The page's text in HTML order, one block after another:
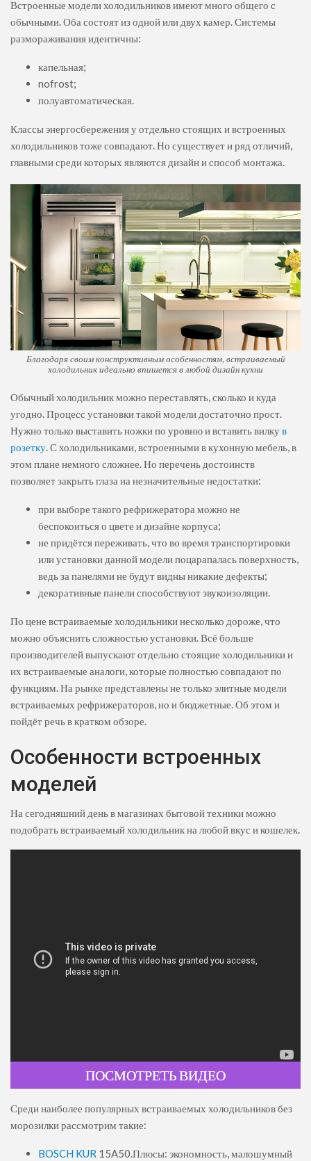
Встроенные модели холодильников имеют много общего с
обычными. Оба состоят из одной или двух камер. Системы
размораживания идентичны:
капельная;
nofrost;
полуавтоматическая.
Классы энергосбережения у отдельно стоящих и встроенных
холодильников тоже совпадают. Но существует и ряд отличий,
главными среди которых являются дизайн и способ монтажа.
Благодаря своим конструктивным особенностям, встраиваемый
холодильник идеально впишется в любой дизайн кухни
Обычный холодильник можно переставлять, сколько и куда
угодно. Процесс установки такой модели достаточно прост.
Нужно только выставить ножки по уровню и вставить вилкув
розетку. С холодильниками, встроенными в кухонную мебель, в
этом плане немного сложнее. Но перечень достоинств
позволяет закрыть глаза на незначительные недостатки:
при выборе такого рефрижератора можно не
беспокоиться о цвете и дизайне корпуса;
не придётся переживать, что во время транспортировки
или установки данной модели поцарапалась поверхность,
ведь за панелями не будут видны никакие дефекты;
декоративные панели способствуют звукоизоляции.
По цене встраиваемые холодильники несколько дороже, что
можно объяснить сложностью установки. Всё больше
производителей выпускают отдельно стоящие холодильники и
их встраиваемые аналоги, которые полностью совпадают по
функциям. На рынке представлены не только элитные модели
встраиваемых рефрижераторов, но и бюджетные. Об этом и
пойдёт речь в кратком обзоре.
Особенности встроенных
моделей
На сегодняшний день в магазинах бытовой техники можно
подобрать встраиваемый холодильник на любой вкус и кошелек.
ПОСМОТРЕТЬ ВИДЕО
Среди наиболее популярных встраиваемых холодильников без
морозилки рассмотрим такие:
BOSCH KUR 15A50.Плюсы: экономность, малошумный